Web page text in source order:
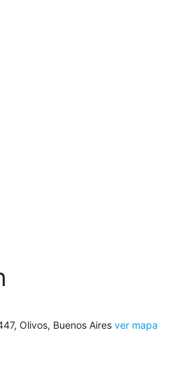
Olivos, Buenos Aires ver mapa